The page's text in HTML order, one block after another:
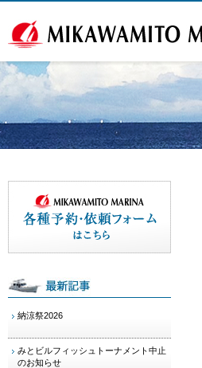
納涼祭2026
みとビルフィッシュトーナメント中止
のお知らせ